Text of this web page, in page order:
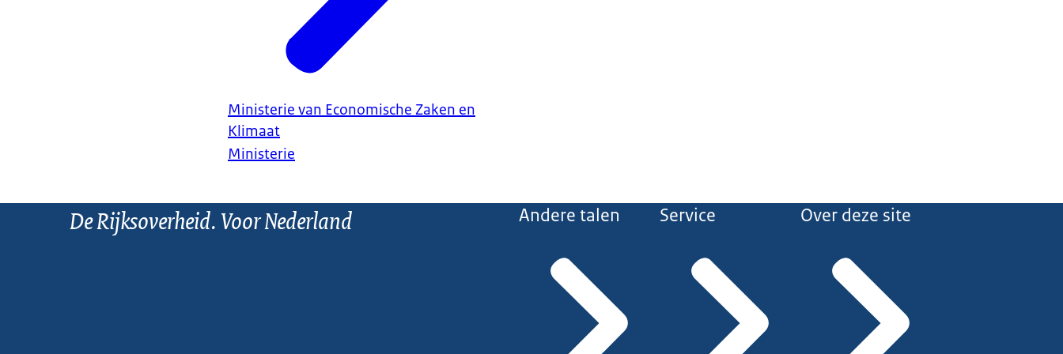
Ministerie van Economische Zaken en
Klimaat
Ministerie
De Rijksoverheid. Voor Nederland Andere talen Service Over deze site